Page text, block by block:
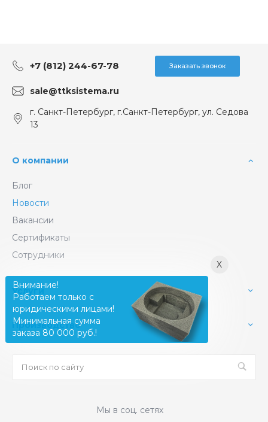
+7 (812) 244-67-78 Заказать звонок
sale@ttksistema.ru
г. Санкт-Петербург, г.Санкт-Петербург, ул. Седова
13
О компании
Блог
Новости
Вакансии
Сертификаты
Сотрудники
Услуги
Производство
Мы в соц. сетях
X
Внимание!
Работаем только с
юридическими лицами!
Минимальная сумма
заказа 80 000 руб.!